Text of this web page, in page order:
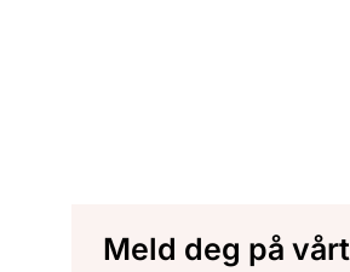
Meld deg på vårt